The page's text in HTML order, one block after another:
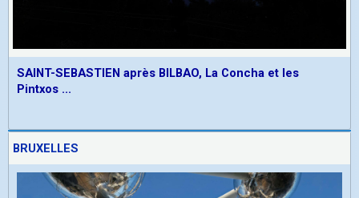
SAINT-SEBASTIEN après BILBAO, La Concha et les
Pintxos ...
BRUXELLES